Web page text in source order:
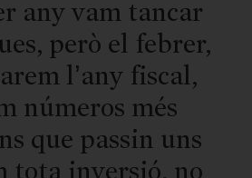
any vam tancar
però el febrer,
l’any fiscal,
números més
que passin uns
tota inversió, no